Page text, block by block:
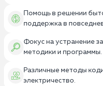
Помощь в решении
поддержка в
Фокус на устранение
методики и программы.
Различные методы
электричество.